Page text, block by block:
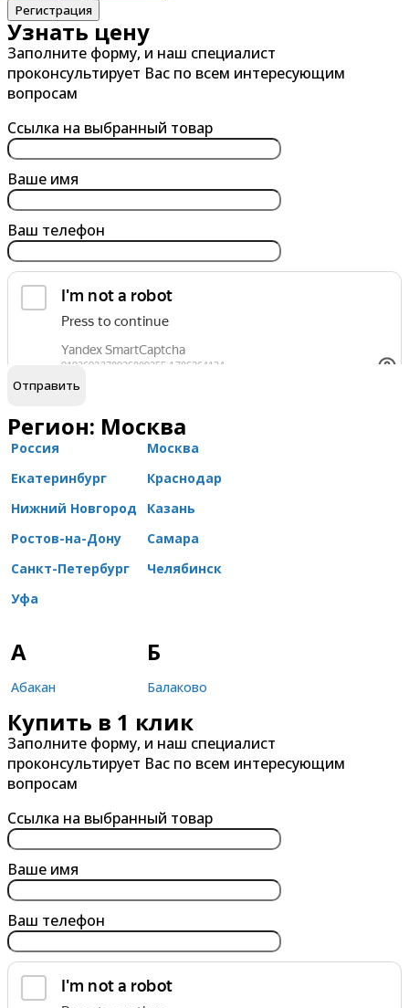
Регистрация
Узнать цену
Заполните форму, и наш специалист
проконсультирует Вас по всем интересующим
вопросам
Ссылка на выбранный товар
Ваше имя
Ваш телефон
Я согласен наобработку персональных данных
Регион: Москва
Россия
Москва
Екатеринбург
Краснодар
Нижний Новгород
Казань
Ростов-на-Дону
Самара
Санкт-Петербург
Челябинск
Уфа
А
Абакан
Александров
Альметьевск
Анапа
Арзамас
Армавир
Архангельск
Астрахань
Ачинск
Б
Балаково
Балашиха
Барнаул
Бийск
Благовещенск
Борисоглебск
Братск
Купить в 1 клик
Заполните форму, и наш специалист
проконсультирует Вас по всем интересующим
вопросам
Ссылка на выбранный товар
Ваше имя
Ваш телефон